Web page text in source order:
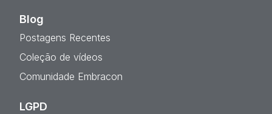
Blog
Postagens Recentes
Coleção de vídeos
Comunidade Embracon
LGPD